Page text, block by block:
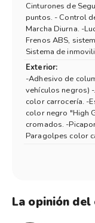
Cinturones de
puntos. - Control
Marcha Diurna. -
Frenos ABS,
Sistema de
Exterior:
-Adhesivo de
vehículos negros)
color carrocería. -
color negro "High
cromados. -
Paragolpes color
La opinión